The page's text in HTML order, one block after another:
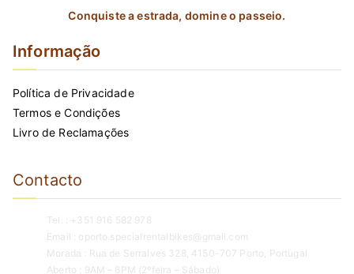
Conquiste a estrada, domine o passeio.
Informação
Política de Privacidade
Termos e Condições
Livro de Reclamações
Contacto
Tel. : +351 916 582 978
Email : oporto.specialrentalbikes@gmail.com
Morada : Rua de Serralves 328, 4150-707 Porto, Portugal
Aberto : 9AM – 6PM (2ºfeira – Sábado)